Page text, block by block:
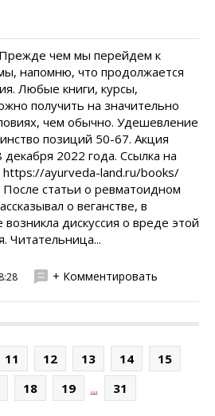
Прежде чем мы перейдем к
напомню, что продолжается
Любые книги, курсы,
получить на значительно
чем обычно. Удешевление
позиций 50-67. Акция
2022 года. Ссылка на
https://ayurveda-land.ru/books/
статьи о ревматоидном
о веганстве, в
возникла дискуссия о вреде этой
Читательница...
+ Комментировать
11 12 13 14
15
18 19 ... 31